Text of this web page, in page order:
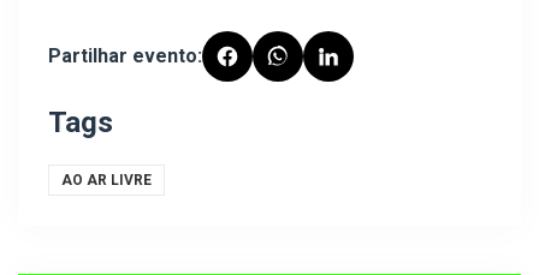
Partilhar evento:
Tags
AO AR LIVRE